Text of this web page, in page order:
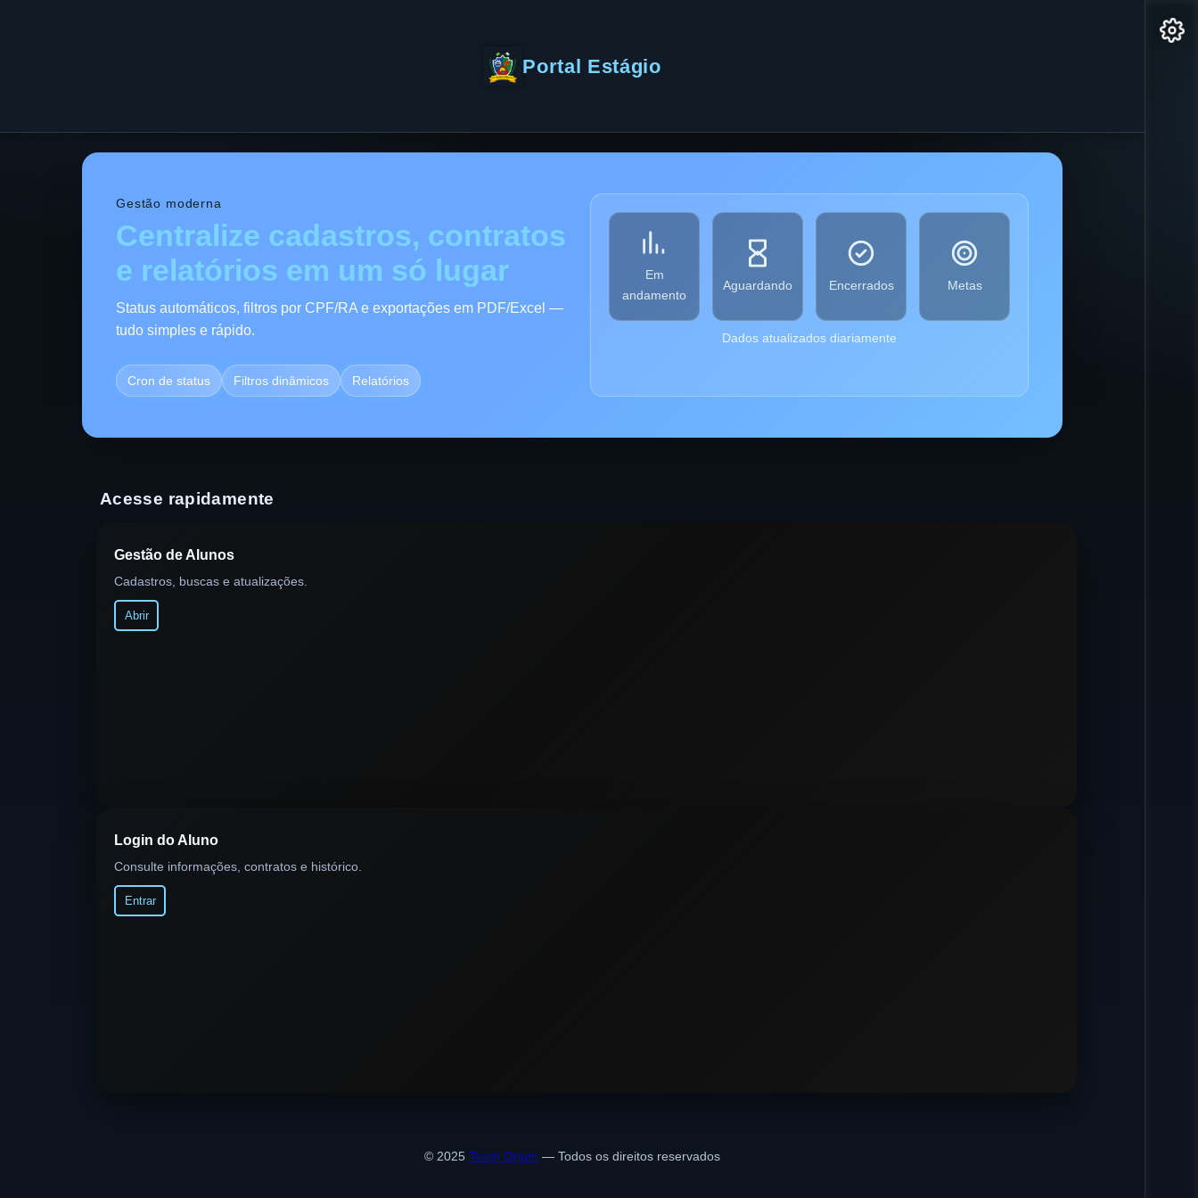
Portal Estágio
Gestão moderna
Centralize cadastros, contratos
e relatórios em um só lugar
Status automáticos, filtros por CPF/RA e exportações em PDF/Excel —
tudo simples e rápido.
Cron de status Filtros dinâmicos Relatórios
Em
andamento
Aguardando Encerrados Metas
Dados atualizados diariamente
Acesse rapidamente
Gestão de Alunos
Cadastros, buscas e atualizações.
Abrir
Login do Aluno
Consulte informações, contratos e histórico.
Entrar
© 2025 Team Orium — Todos os direitos reservados